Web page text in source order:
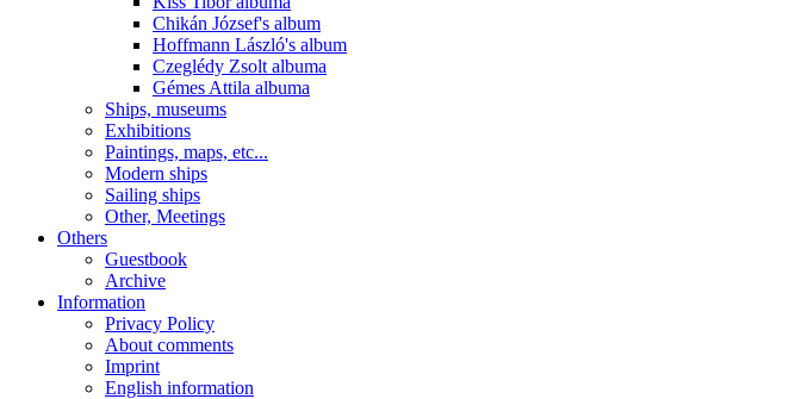
Chikán József's album
Hoffmann László's album
Czeglédy Zsolt albuma
Gémes Attila albuma
Ships, museums
Exhibitions
Paintings, maps, etc...
Modern ships
Sailing ships
Other, Meetings
Others
Guestbook
Archive
Information
Privacy Policy
About comments
Imprint
English information